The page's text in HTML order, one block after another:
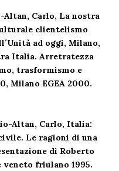
Altan, Carlo, La nostra
clientelismo
ad oggi, Milano,
Italia. Arretratezza
trasformismo e
Milano EGEA 2000.
Altan, Carlo, Italia:
Le ragioni di una
di Roberto
friulano 1995.